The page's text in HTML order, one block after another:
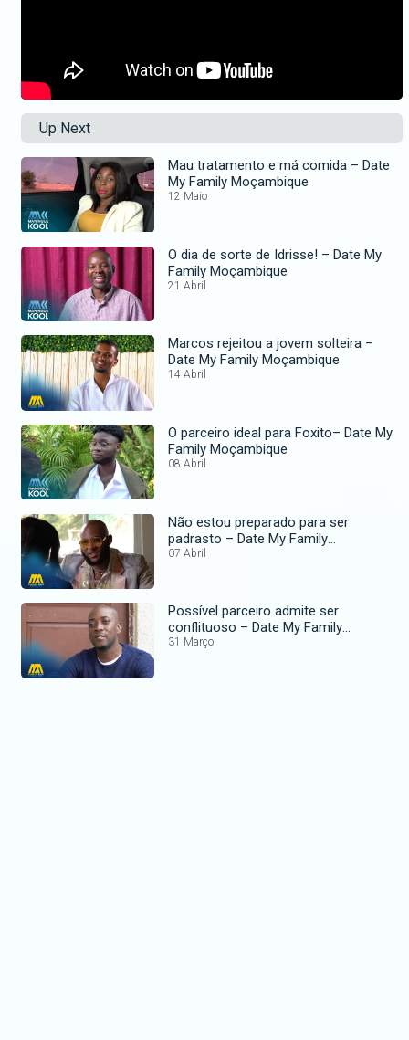
Up Next
Mau tratamento e má comida – Date
My Family Moçambique
12 Maio
O dia de sorte de Idrisse! – Date My
Family Moçambique
21 Abril
Marcos rejeitou a jovem solteira –
Date My Family Moçambique
14 Abril
O parceiro ideal para Foxito– Date My
Family Moçambique
08 Abril
Não estou preparado para ser
padrasto – Date My Family
Moçambique
07 Abril
Possível parceiro admite ser
conflituoso – Date My Family
Moçambique
31 Março